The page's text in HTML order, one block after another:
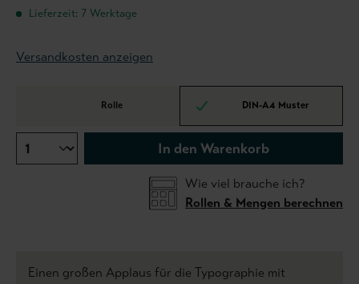
Lieferzeit: 7 Werktage
Versandkosten anzeigen
Rolle DIN-A4 Muster
In den Warenkorb
Wie viel brauche ich?
Rollen & Mengen berechnen
Einen großen Applaus für die Typographie mit